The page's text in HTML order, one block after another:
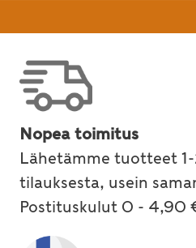
Nopea toimitus
Lähetämme tuotteet
tilauksesta, usein
Postituskulut 0 - 4,90